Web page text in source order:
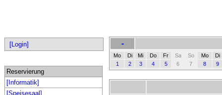
[Login]
Reservierung
[Informatik]
[Speisesaal]
-
Mo Di Mi Do Fr Sa So Mo
Di
1
2 3 4 5 6 7 8 9